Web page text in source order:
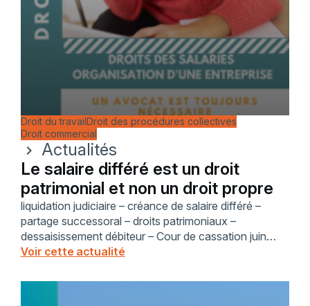
Droit du travailDroit des procédures collectives
Droit commercial
chevron_right
Actualités
Le salaire différé est un droit
patrimonial et non un droit propre
liquidation judiciaire – créance de salaire différé –
partage successoral – droits patrimoniaux –
dessaisissement débiteur – Cour de cassation juin
2014 – SELARL Philippe Gonet – contentieux
commercia
Voir cette actualité